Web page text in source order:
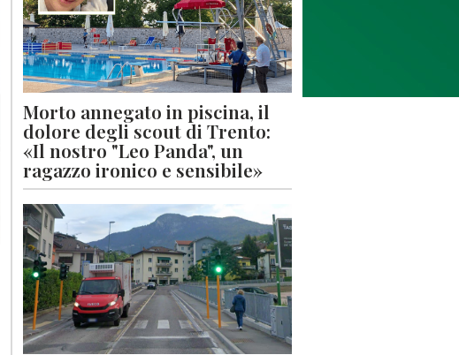
Morto annegato in piscina, il
dolore degli scout di Trento:
«Il nostro "Leo Panda", un
ragazzo ironico e sensibile»